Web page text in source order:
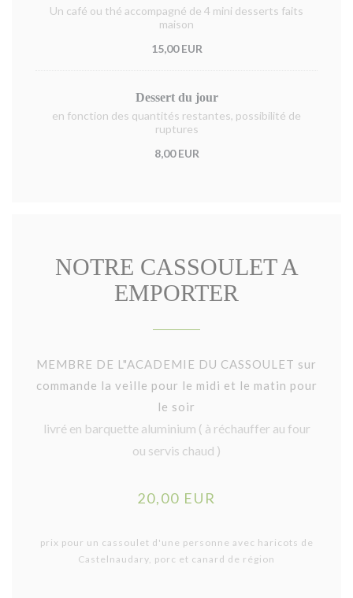
Un café ou thé accompagné de 4 mini desserts faits
maison
15,00 EUR
Dessert du jour
en fonction des quantités restantes, possibilité de
ruptures
8,00 EUR
NOTRE CASSOULET A
EMPORTER
MEMBRE DE L"ACADEMIE DU CASSOULET sur
commande la veille pour le midi et le matin pour
le soir
livré en barquette aluminium ( à réchauffer au four
ou servis chaud )
20,00 EUR
prix pour un cassoulet d'une personne avec haricots de
Castelnaudary, porc et canard de région